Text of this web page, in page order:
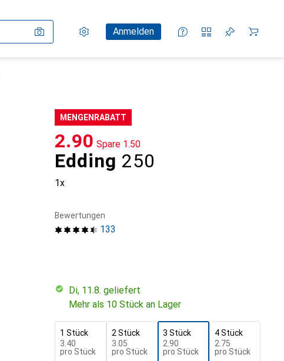
Einstellungen
KundenkontoAnmelden
Vergleichslisten
Merklisten
Warenkorb
MENGENRABATT
Edding 250
1x
CHF
2.90 Spare CHF
1.50
133
Bewertungen
Di, 11.8. geliefert
Mehr als 10 Stück an Lager
1 Stück
CHF
3.40
pro Stück
2 Stück
CHF
3.05
pro Stück
3 Stück
CHF
2.90
pro Stück
4 Stück
CHF
2.75
pro Stück